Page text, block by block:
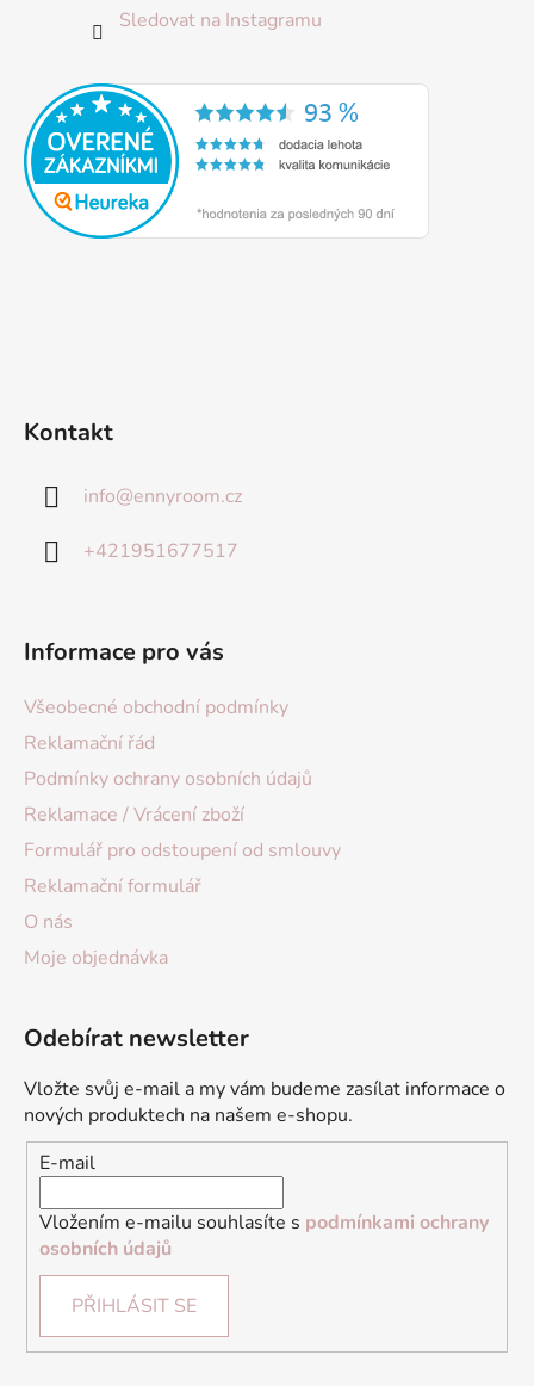
Sledovat na Instagramu
Kontakt
info@ennyroom.cz
+421951677517
Informace pro vás
Všeobecné obchodní podmínky
Reklamační řád
Podmínky ochrany osobních údajů
Reklamace / Vrácení zboží
Formulář pro odstoupení od smlouvy
Reklamační formulář
O nás
Moje objednávka
Odebírat newsletter
Vložte svůj e-mail a my vám budeme zasílat informace o
nových produktech na našem e-shopu.
E-mail
Vložením e-mailu souhlasíte s podmínkami ochrany
osobních údajů
PŘIHLÁSIT SE